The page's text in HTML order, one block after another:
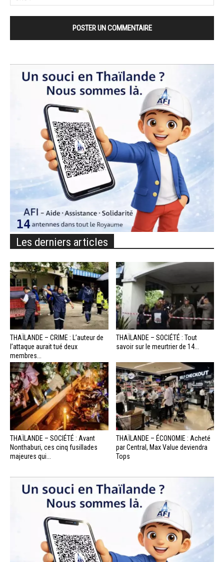
Les derniers articles
THAÏLANDE – CRIME : L’auteur de
l’attaque aurait tué deux
membres...
THAÏLANDE – SOCIÉTÉ : Tout
savoir sur le meurtrier de 14...
THAÏLANDE – SOCIÉTÉ : Avant
Nonthaburi, ces cinq fusillades
majeures qui...
THAÏLANDE – ÉCONOMIE : Acheté
par Central, Max Value deviendra
Tops